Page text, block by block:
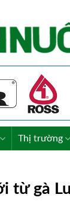
Thị trường
từ gà